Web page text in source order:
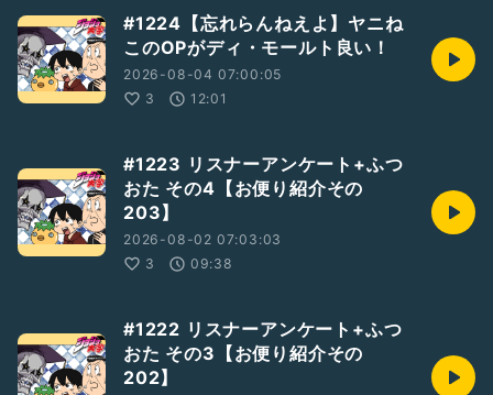
#1224【忘れらんねえよ】ヤニね
このOPがディ・モールト良い！
2026-08-04 07:00:05
3
12:01
#1223 リスナーアンケート+ふつ
おた その4【お便り紹介その
203】
2026-08-02 07:03:03
3
09:38
#1222 リスナーアンケート+ふつ
おた その3【お便り紹介その
202】